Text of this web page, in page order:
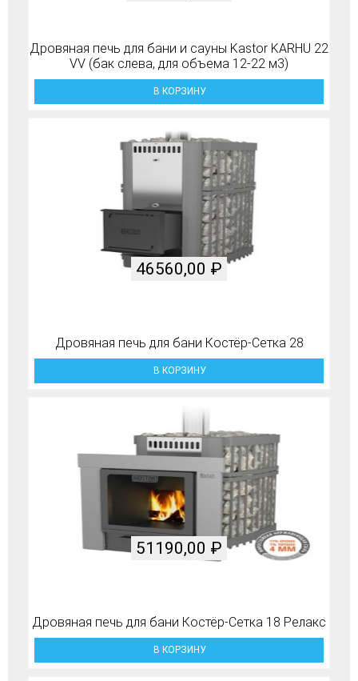
Дровяная печь для бани и сауны Kastor KARHU 22
VV (бак слева, для объема 12-22 м3)
В КОРЗИНУ
Дровяная печь для бани Костёр-Сетка 28
46560,00 ₽
В КОРЗИНУ
Дровяная печь для бани Костёр-Сетка 18 Релакс
51190,00 ₽
В КОРЗИНУ